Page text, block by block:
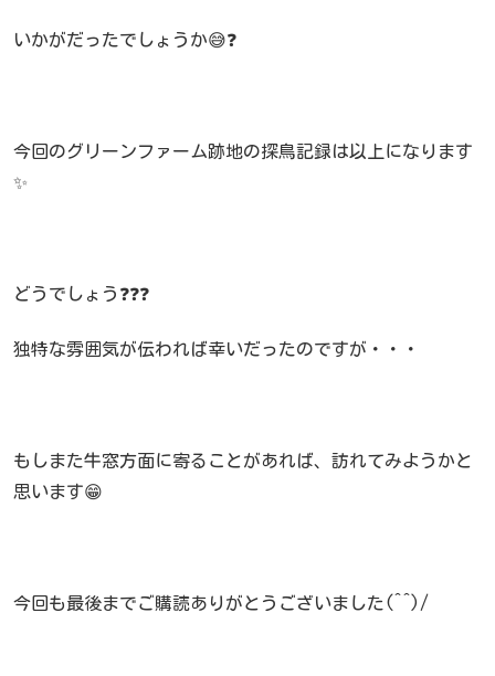
いかがだったでしょうか😅❓
今回のグリーンファーム跡地の探鳥記録は以上になります
✨
どうでしょう❓❓❓
独特な雰囲気が伝われば幸いだったのですが・・・
もしまた牛窓方面に寄ることがあれば、訪れてみようかと
思います😁
今回も最後までご購読ありがとうございました(^^)/